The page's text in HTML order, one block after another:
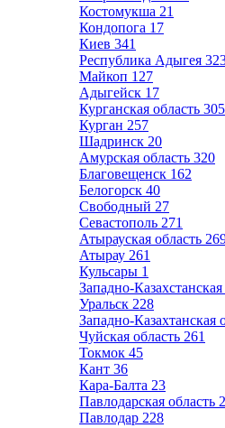
Костомукша 21
Кондопога 17
Киев 341
Республика Адыгея
Майкоп 127
Адыгейск 17
Курганская область 305
Курган 257
Шадринск 20
Амурская область 320
Благовещенск 162
Белогорск 40
Свободный 27
Севастополь 271
Атырауская область
Атырау 261
Кульсары 1
Западно-Казахстанская
Уральск 228
Западно-Казахтанская
Чуйская область 261
Токмок 45
Кант 36
Кара-Балта 23
Павлодарская область
Павлодар 228